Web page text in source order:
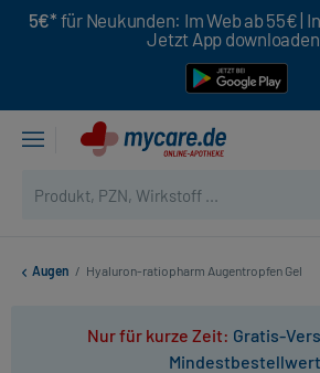
5€* für Neukunden: Im Web ab 55€ |
Jetzt App downloaden
Augen / Hyaluron-ratiopharm Augentropfen Gel
Nur für kurze Zeit: Gratis-